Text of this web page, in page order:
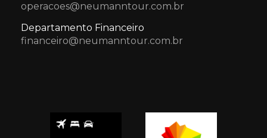
operacoes@neumanntour.com.br
Departamento Financeiro
financeiro@neumanntour.com.br